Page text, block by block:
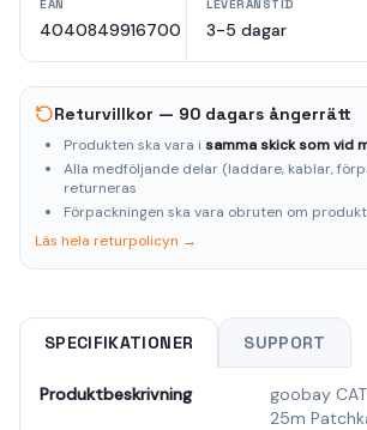
EAN
4040849916700
LEVERANSTID
3-5 dagar
Returvillkor — 90 dagars ångerrätt
Produkten ska vara i samma skick som vid
Alla medföljande delar (laddare, kablar,
returneras
Förpackningen ska vara obruten om
Läs hela returpolicyn →
SPECIFIKATIONER SUPPORT
Produktbeskrivning
goobay CAT
25m